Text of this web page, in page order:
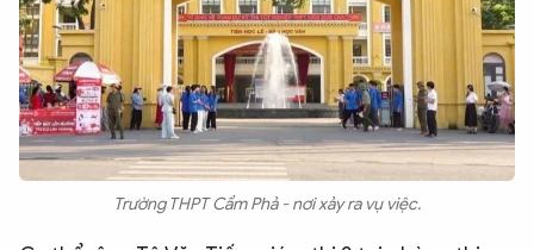
Trường THPT Cẩm Phả - nơi xảy ra vụ việc.